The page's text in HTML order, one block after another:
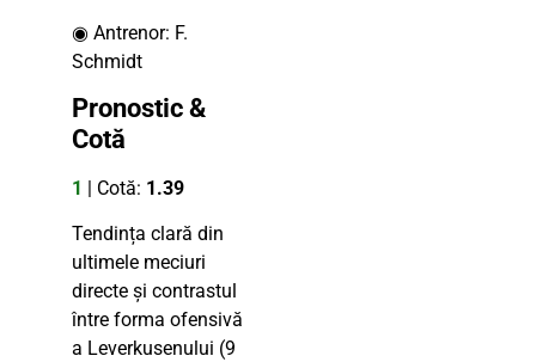
◉ Antrenor: F.
Schmidt
Pronostic &
Cotă
1 | Cotă: 1.39
Tendința clară din
ultimele meciuri
directe și contrastul
între forma ofensivă
a Leverkusenului (9